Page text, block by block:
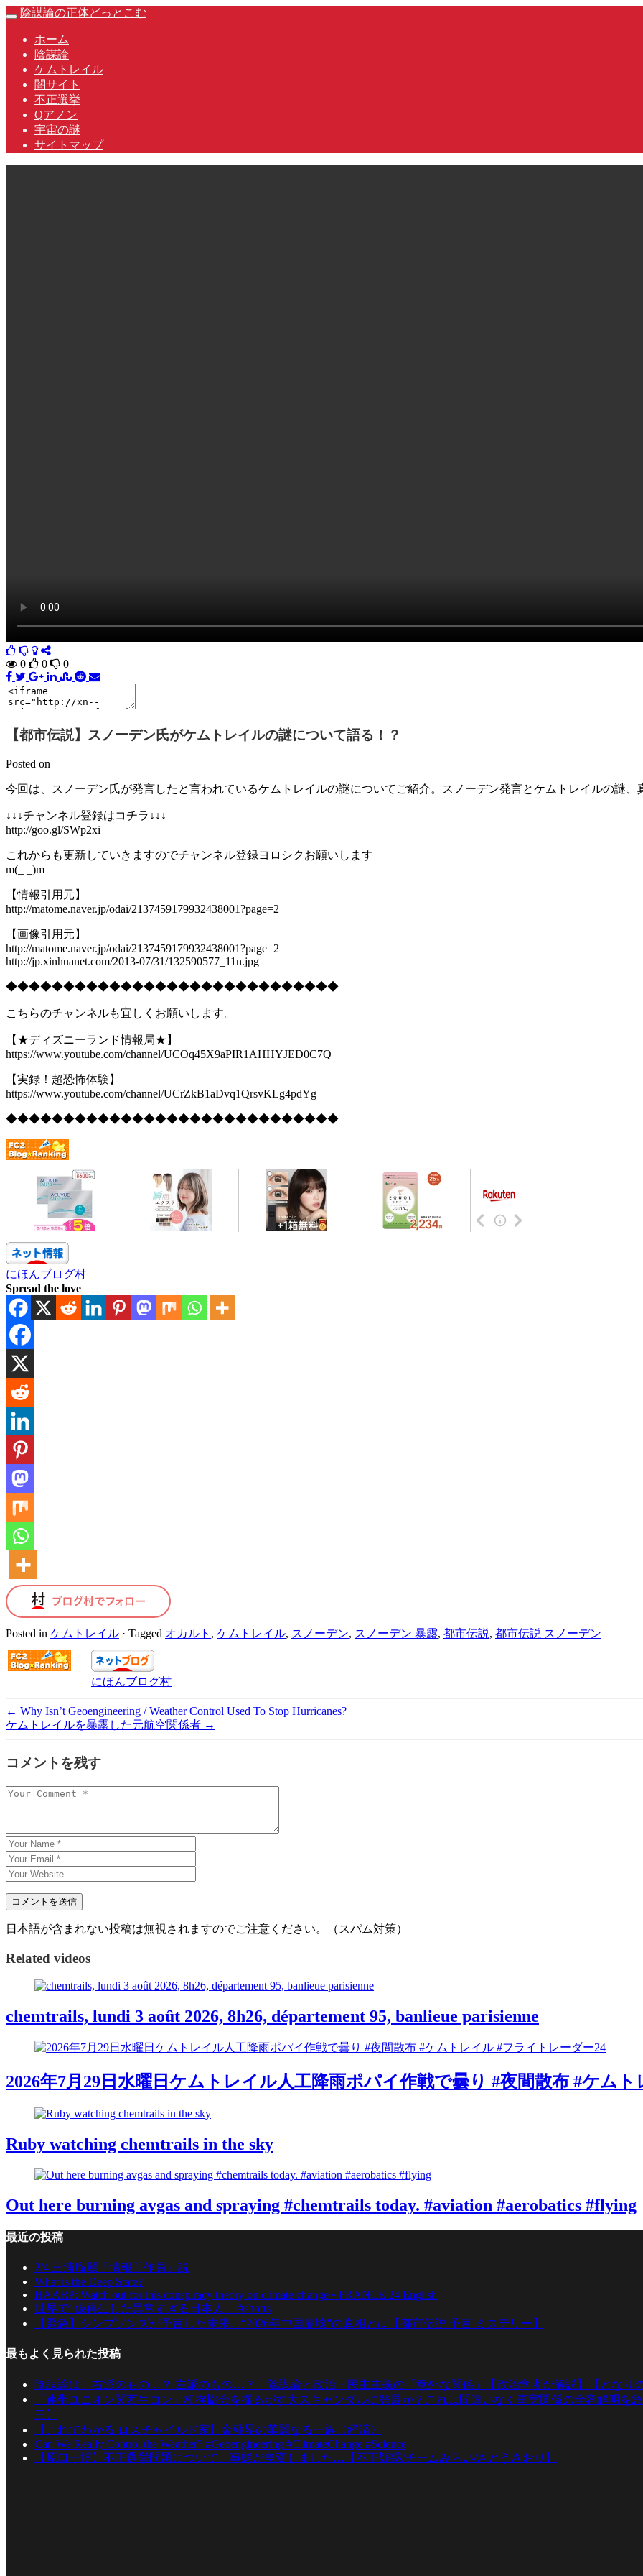
Skip
content
Toggle
陰謀論の正体どっとこむ
ホーム
陰謀論
ケムトレイル
闇サイト
不正選挙
Qアノン
宇宙の謎
サイトマップ
0 0 0
【都市伝説】スノーデン氏がケムトレイルの謎について語る！？
Posted on
今回は、スノーデン氏が発言したと言われているケムトレイルの謎についてご紹介。スノーデン発言とケムトレイルの謎、
↓↓↓チャンネル登録はコチラ↓↓↓
http://goo.gl/SWp2xi
これからも更新していきますのでチャンネル登録ヨロシクお願いします
m(_ _)m
【情報引用元】
http://matome.naver.jp/odai/2137459179932438001?page=2
【画像引用元】
http://matome.naver.jp/odai/2137459179932438001?page=2
http://jp.xinhuanet.com/2013-07/31/132590577_11n.jpg
◆◆◆◆◆◆◆◆◆◆◆◆◆◆◆◆◆◆◆◆◆◆◆◆◆◆◆◆◆
こちらのチャンネルも宜しくお願いします。
【★ディズニーランド情報局★】
https://www.youtube.com/channel/UCOq45X9aPIR1AHHYJED0C7Q
【実録！超恐怖体験】
https://www.youtube.com/channel/UCrZkB1aDvq1QrsvKLg4pdYg
◆◆◆◆◆◆◆◆◆◆◆◆◆◆◆◆◆◆◆◆◆◆◆◆◆◆◆◆◆
にほんブログ村
Spread the love
Posted in ケムトレイル · Tagged オカルト , ケムトレイル, スノーデン, スノーデン 暴露, 都市伝説, 都市伝説 スノーデン
にほんブログ村
← Why Isn’t Geoengineering / Weather Control Used To Stop Hurricanes?
ケムトレイルを暴露した元航空関係者 →
コメントを残す
日本語が含まれない投稿は無視されますのでご注意ください。（スパム対策）
Related videos
chemtrails, lundi 3 août 2026, 8h26, département 95, banlieue parisienne
2026年7月29日水曜日ケムトレイル人工降雨ポパイ作戦で曇り #夜間散布 #ケム
Ruby watching chemtrails in the sky
Out here burning avgas and spraying #chemtrails today. #aviation #aerobatics #flying
最近の投稿
2/4 三浦瑠麗『情報工作員』説
What is the Deep State?
HAARP: Watch out for this conspiracy theory on climate change • FRANCE 24 English
世界で1億再生した異常すぎる日本人！ #shorts
【緊急】シンプソンズが予言した未来…“2026年中国崩壊”の真相とは【都市伝説 予言 ミステリー】
最もよく見られた投稿
陰謀論は、右派のもの…？ 左派のもの…？ 陰謀論と政治・民主主義の「意外な関係」【政治学者が解説】【となりの
「連帯ユニオン関西生コン」相撲協会を揺るがす大スキャンダルに発展か？これは間違いなく事実関係の全容解明
三】
【これでわかる ロスチャイルド家】金融界の華麗なる一族〈経済〉
Can We Really Control the Weather? #Geoengineering #ClimateChange #Science
【原口一博】不正選挙問題について、事態が急変しました…【不正疑惑/チームみらい/さとうさおり】